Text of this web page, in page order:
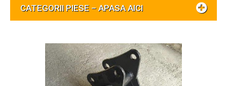
CATEGORII PIESE – APASA AICI